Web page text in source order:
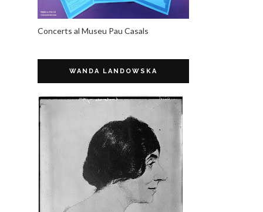
Concerts al Museu Pau Casals
WANDA LANDOWSKA